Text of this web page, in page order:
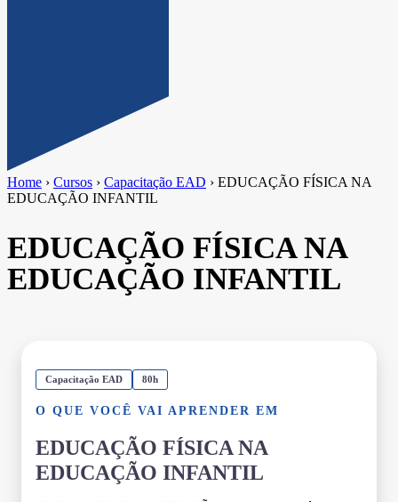
Home › Cursos › Capacitação EAD › EDUCAÇÃO FÍSICA NA
EDUCAÇÃO INFANTIL
EDUCAÇÃO FÍSICA NA
EDUCAÇÃO INFANTIL
Capacitação EAD 80h
O QUE VOCÊ VAI APRENDER EM
EDUCAÇÃO FÍSICA NA
EDUCAÇÃO INFANTIL